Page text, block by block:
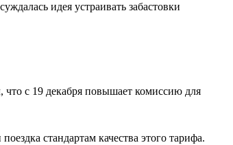
идея устраивать забастовки
с 19 декабря повышает комиссию для
стандартам качества этого тарифа.